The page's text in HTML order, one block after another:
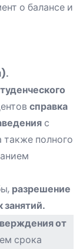
о балансе и
справка
с
также полного
разрешение
занятий.
от
срока